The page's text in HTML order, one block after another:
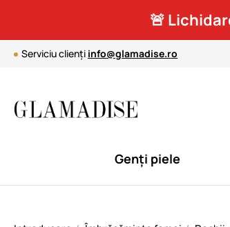
🚨
Serviciu clienți info@glamadise.ro
Genți piele